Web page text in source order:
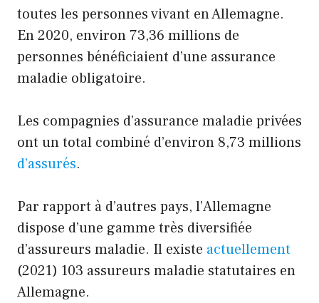
toutes les personnes vivant en Allemagne.
En 2020, environ 73,36 millions de
personnes bénéficiaient d’une assurance
maladie obligatoire.
Les compagnies d’assurance maladie privées
ont un total combiné d’environ 8,73 millions
d’assurés.
Par rapport à d’autres pays, l’Allemagne
dispose d’une gamme très diversifiée
d’assureurs maladie. Il existe actuellement
(2021) 103 assureurs maladie statutaires en
Allemagne.